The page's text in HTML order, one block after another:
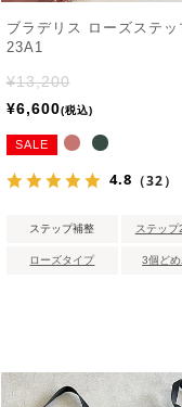
ブラデリス ローズステッ
23A1
¥13,200
¥6,600 税込
SALE
4.8 （32）
ステップ補整 ステップ
ローズタイプ 3個どめ